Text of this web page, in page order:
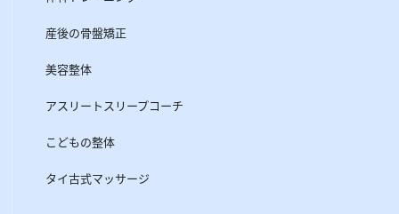
産後の骨盤矯正
美容整体
アスリートスリープコーチ
こどもの整体
タイ古式マッサージ